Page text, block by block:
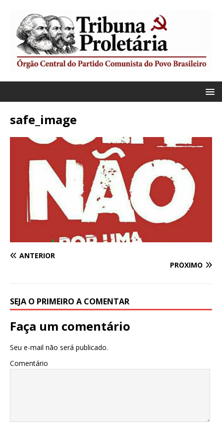
safe_image
ANTERIOR
PRÓXIMO
SEJA O PRIMEIRO A COMENTAR
Faça um comentário
Seu e-mail não será publicado.
Comentário